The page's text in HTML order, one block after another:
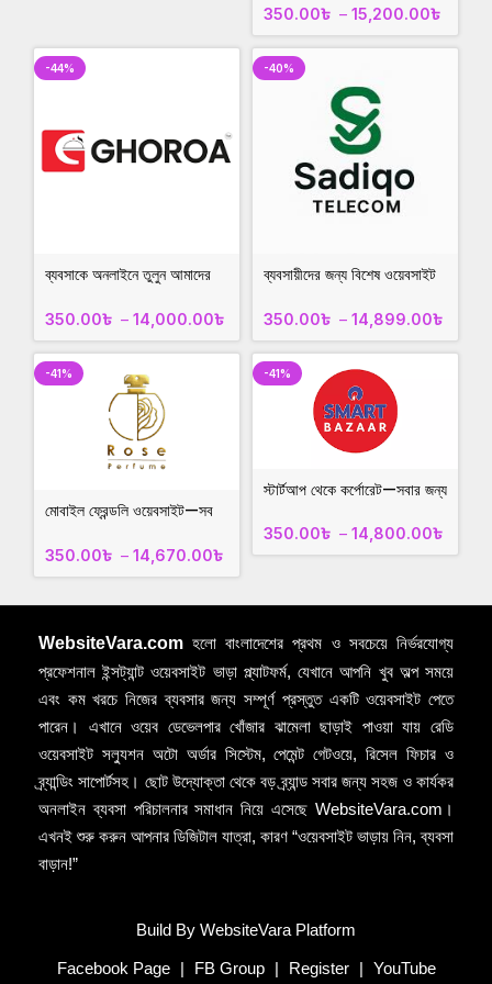
350.00৳ – 15,200.00৳
-44%
ব্যবসাকে অনলাইনে তুলুন আমাদের
ghooroa.com
350.00৳ – 14,000.00৳
-40%
ব্যবসায়ীদের জন্য বিশেষ ওয়েবসাইট
350.00৳ – 14,899.00৳
-41%
মোবাইল ফ্রেন্ডলি ওয়েবসাইট—সব
সাপোর্টেড!roseperfume.xyz
350.00৳ – 14,670.00৳
-41%
স্টার্টআপ থেকে কর্পোরেট—সবার জন্য
smartbazar.xyz
350.00৳ – 14,800.00৳
WebsiteVara.com হলো বাংলাদেশের প্রথম ও সবচেয়ে নির্ভরযোগ্য
প্রফেশনাল ইন্সট্যান্ট ওয়েবসাইট ভাড়া প্ল্যাটফর্ম, যেখানে আপনি খুব অল্প সময়ে
এবং কম খরচে নিজের ব্যবসার জন্য সম্পূর্ণ প্রস্তুত একটি ওয়েবসাইট পেতে
পারেন। এখানে ওয়েব ডেভেলপার খোঁজার ঝামেলা ছাড়াই পাওয়া যায় রেডি
ওয়েবসাইট সল্যুশন অটো অর্ডার সিস্টেম, পেমেন্ট গেটওয়ে, রিসেল ফিচার ও
ব্র্যান্ডিং সাপোর্টসহ। ছোট উদ্যোক্তা থেকে বড় ব্র্যান্ড সবার জন্য সহজ ও কার্যকর
অনলাইন ব্যবসা পরিচালনার সমাধান নিয়ে এসেছে WebsiteVara.com।
এখনই শুরু করুন আপনার ডিজিটাল যাত্রা, কারণ “ওয়েবসাইট ভাড়ায় নিন, ব্যবসা
বাড়ান!”
Build By WebsiteVara Platform
Facebook Page | FB Group | Register | YouTube